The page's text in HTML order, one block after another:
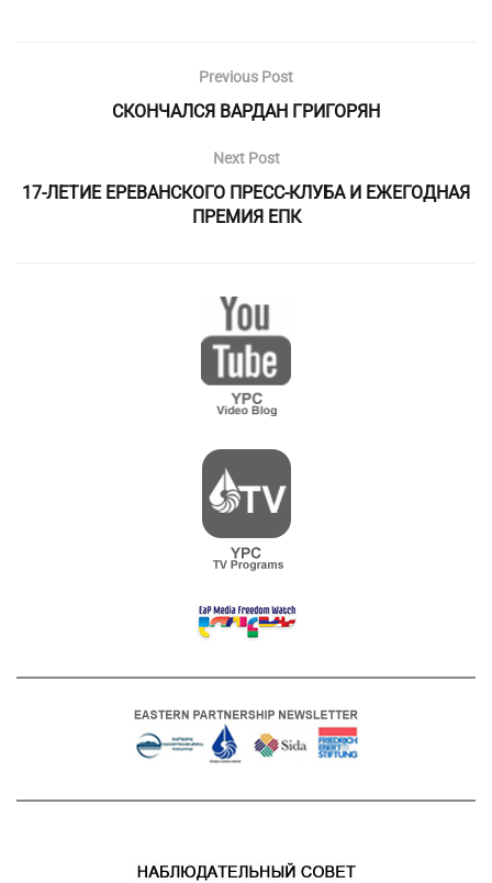
Previous Post
СКОНЧАЛСЯ ВАРДАН ГРИГОРЯН
Next Post
17-ЛЕТИЕ ЕРЕВАНСКОГО ПРЕСС-КЛУБА И ЕЖЕГОДНАЯ
ПРЕМИЯ ЕПК